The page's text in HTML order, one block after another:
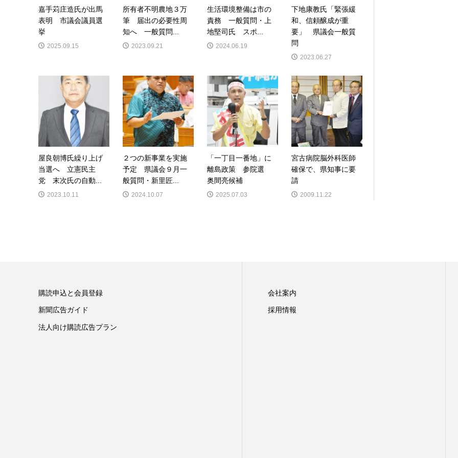
嘉手苅庄造氏が出馬
表明 市議会議員選
挙
2025.09.15
所有者不明農地３万
筆 届出の必要性周
知へ 一般質問...
2023.09.21
生活環境整備は市の
責務 一般質問・上
地堅司氏 スポ...
2024.06.19
下地康教氏「緊張緩
和、信頼醸成が重
要」 県議会一般質
問
2023.06.27
屋良朝博氏繰り上げ
当選へ 立憲民主
党 末次氏の自動...
2023.10.11
２つの新事業を実施
予定 県議会９月一
般質問・新里匠...
2024.10.07
「一丁目一番地」に
離島政策 参院選
奥間亮候補
2025.07.03
宮古病院脳外科医師
確保で、県知事に要
請
2009.11.22
購読申込と会員登録
新聞広告ガイド
法人向け購読広告プラン
会社案内
採用情報